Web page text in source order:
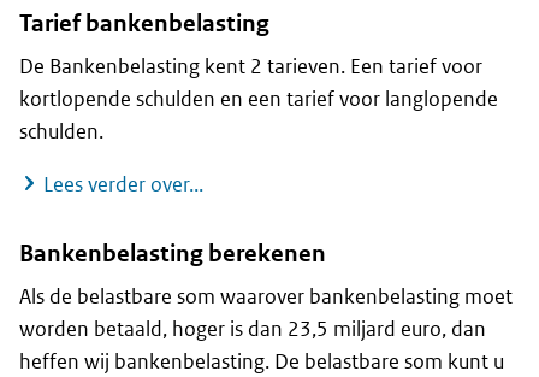
Tarief bankenbelasting
De Bankenbelasting kent 2 tarieven. Een tarief voor
kortlopende schulden en een tarief voor langlopende
schulden.
Lees verder over...Tarief bankenbelasting
Bankenbelasting berekenen
Als de belastbare som waarover bankenbelasting moet
worden betaald, hoger is dan 23,5 miljard euro, dan
heffen wij bankenbelasting. De belastbare som kunt u